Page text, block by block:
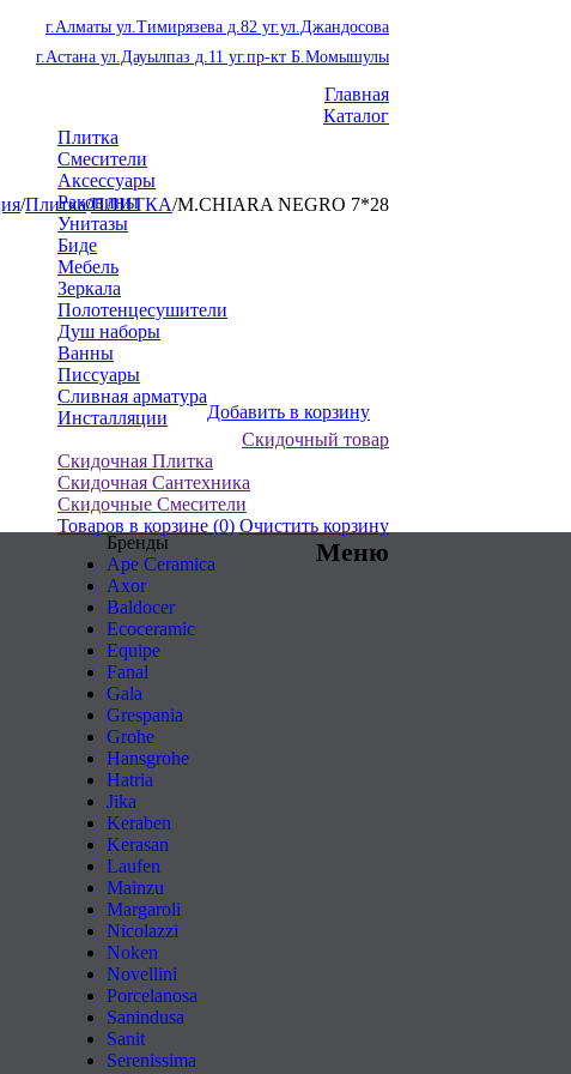
г.Алматы ул.Тимирязева д.82 уг.ул.Джандосова
г.Астана ул.Дауылпаз д.11 уг.пр-кт Б.Момышулы
Главная
Каталог
Плитка
Смесители
Аксессуары
Раковины
Унитазы
Биде
Мебель
Зеркала
Полотенцесушители
Душ наборы
Ванны
Писсуары
Сливная арматура
Инсталляции
Скидочный товар
Скидочная Плитка
Скидочная Сантехника
Скидочные Смесители
Товаров в корзине (0) Очистить корзину
Меню
/Плитка/ПЛИТКА/M.CHIARA NEGRO 7*28
Добавить в корзину
Бренды
Ape Ceramica
Axor
Baldocer
Ecoceramic
Equipe
Fanal
Gala
Grespania
Grohe
Hansgrohe
Hatria
Jika
Keraben
Kerasan
Laufen
Mainzu
Margaroli
Nicolazzi
Noken
Novellini
Porcelanosa
Sanindusa
Sanit
Serenissima